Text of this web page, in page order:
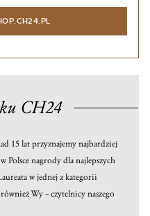
CH24
15 lat przyznajemy najbardziej
Polsce nagrody dla najlepszych
w jednej z kategorii
Wy – czytelnicy naszego